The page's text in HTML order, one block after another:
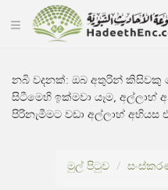
නබි වදනක්:ඔබ අතුරින් කිසිවකු
සිටීමෙහි ඉක්මවා යෑම, අල්ලාහ්
පිරිනැමීමට වඩා අල්ලාහ් අභියස
මුල් පිටුව